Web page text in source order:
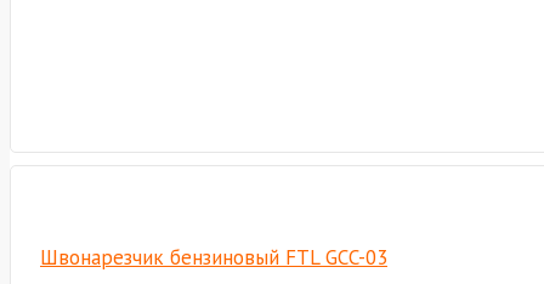
Швонарезчик бензиновый FTL GCC-03